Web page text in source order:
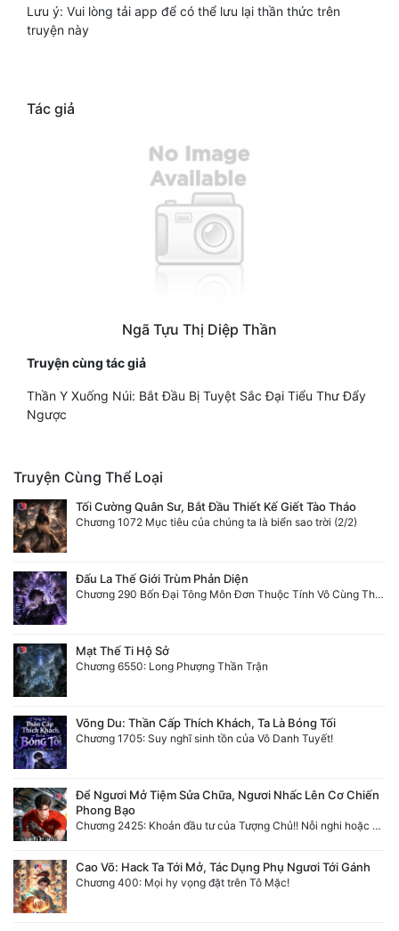
Lưu ý: Vui lòng tải app để có thể lưu lại thần thức trên
truyện này
Tác giả
Ngã Tựu Thị Diệp Thần
Truyện cùng tác giả
Thần Y Xuống Núi: Bắt Đầu Bị Tuyệt Sắc Đại Tiểu Thư Đẩy
Ngược
Truyện Cùng Thể Loại
Tối Cường Quân Sư, Bắt Đầu Thiết Kế Giết Tào Tháo
Chương 1072 Mục tiêu của chúng ta là biển sao trời (2/2)
Đấu La Thế Giới Trùm Phản Diện
Chương 290 Bốn Đại Tông Môn Đơn Thuộc Tính Vô Cùng Thê Lương
Mạt Thế Ti Hộ Sở
Chương 6550: Long Phượng Thần Trận
Võng Du: Thần Cấp Thích Khách, Ta Là Bóng Tối
Chương 1705: Suy nghĩ sinh tồn của Vô Danh Tuyết!
Để Ngươi Mở Tiệm Sửa Chữa, Ngươi Nhấc Lên Cơ Chiến
Phong Bạo
Chương 2425: Khoản đầu tư của Tượng Chủ!! Nỗi nghi hoặc của Tô Bạch!
Cao Võ: Hack Ta Tới Mở, Tác Dụng Phụ Ngươi Tới Gánh
Chương 400: Mọi hy vọng đặt trên Tô Mặc!